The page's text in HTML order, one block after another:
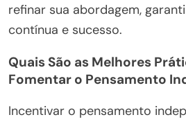
refinar sua abordagem,
contínua e sucesso.
Quais São as Melhores
Fomentar o Pensamento
Incentivar o pensamento